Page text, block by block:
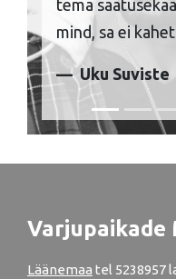
tema
mind, sa ei
Uku Suviste
Varjupaikade
Läänemaa tel 5238957